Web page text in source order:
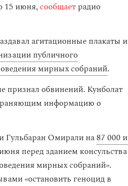
15 июня,сообщаетрадио
агитационные плакаты и
публичного
мирных собраний.
признал обвинений. Кунболат
информацию о
Гульбаран Омирали на87 000 и
перед зданием консульства
мирных собраний».
«остановить геноцид в